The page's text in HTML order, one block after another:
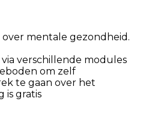
over mentale gezondheid.
verschillende modules
om zelf
te gaan over het
is gratis